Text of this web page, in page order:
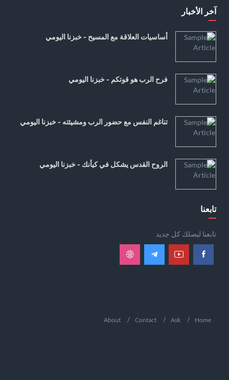
آخر الأخبار
أساسيات العلاقة مع المسيح - خبزنا اليومي
فرح الرب هو قوتكم - خبزنا اليومي
تناغم النفس مع حضور الرب ومشيئته - خبزنا اليومي
الروح القدس يشكل في كيأنك - خبزنا اليومي
تابعنا
تابعنا ليصلك كل جديد
Home
Ask
Contact
About